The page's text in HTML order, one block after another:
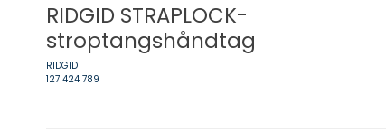
RIDGID STRAPLOCK-
stroptangshåndtag
RIDGID
127 424 789